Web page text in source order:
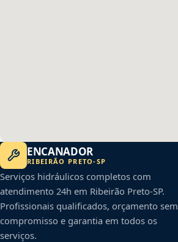
ENCANADOR
RIBEIRÃO PRETO-SP
Serviços hidráulicos completos com
atendimento 24h em Ribeirão Preto-SP.
Profissionais qualificados, orçamento sem
compromisso e garantia em todos os
serviços.